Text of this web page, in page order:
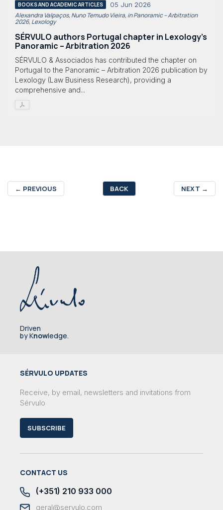
BOOKS AND ACADEMIC ARTICLES 05 Jun 2026
Alexandra Valpaços, Nuno Temudo Vieira, in Panoramic – Arbitration
2026, Lexology
SÉRVULO authors Portugal chapter in Lexology's
Panoramic – Arbitration 2026
SÉRVULO & Associados has contributed the chapter on
Portugal to the Panoramic – Arbitration 2026 publication by
Lexology (Law Business Research), providing a
comprehensive and...
← PREVIOUS BACK NEXT →
Driven
by Knowledge.
SÉRVULO UPDATES
Receive, by email, newsletters and invitations from
Sérvulo
SUBSCRIBE
CONTACT US
(+351) 210 933 000
geral@servulo.com